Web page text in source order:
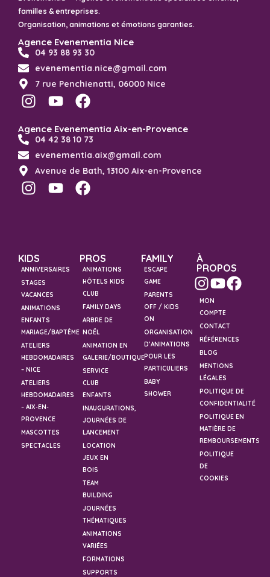
familles & entreprises.
Organisation, animations et émotions garanties.
Agence Evenementia Nice
04 93 88 93 30
evenementia.nice@gmail.com
7 rue Penchienatti, 06000 Nice
Agence Evenementia Aix-en-Provence
04 42 38 10 73
evenementia.aix@gmail.com
Avenue de Bath, 13100 Aix-en-Provence
KIDS
ANNIVERSAIRES
STAGES
VACANCES
ANIMATIONS
ENFANTS
MARIAGE/BAPTÊME
ATELIERS
HEBDOMADAIRES
– NICE
ATELIERS
HEBDOMADAIRES
– AIX-EN-
PROVENCE
MASCOTTES
SPECTACLES
PROS
ANIMATIONS
HÔTELS KIDS
CLUB
FAMILY DAYS
ARBRE DE
NOËL
ANIMATION EN
GALERIE/BOUTIQUE
SERVICE
CLUB
ENFANTS
INAUGURATIONS,
JOURNÉES DE
LANCEMENT
LOCATION
JEUX EN
BOIS
TEAM
BUILDING
JOURNÉES
THÉMATIQUES
ANIMATIONS
VARIÉES
FORMATIONS
SUPPORTS
FAMILY
ESCAPE
GAME
PARENTS
OFF / KIDS
ON
ORGANISATION
D’ANIMATIONS
POUR LES
PARTICULIERS
BABY
SHOWER
À
PROPOS
MON
COMPTE
CONTACT
RÉFÉRENCES
BLOG
MENTIONS
LÉGALES
POLITIQUE DE
CONFIDENTIALITÉ
POLITIQUE EN
MATIÈRE DE
REMBOURSEMENTS
POLITIQUE
DE
COOKIES